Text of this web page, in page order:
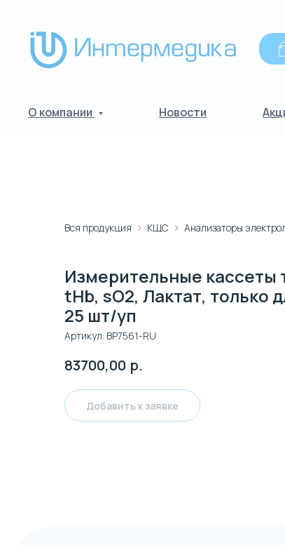
О компании Новости
Вся продукция КЩС
Измерительные кассеты
tHb, sO2, Лактат, только
25 шт/уп
Артикул: BP7561-RU
83700,00 р.
Добавить к заявке